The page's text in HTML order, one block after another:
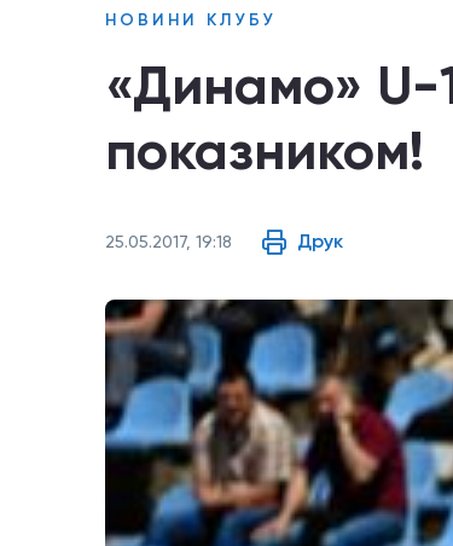
НОВИНИ КЛУБУ
«Динамо» U-
показником!
25.05.2017, 19:18 Друк